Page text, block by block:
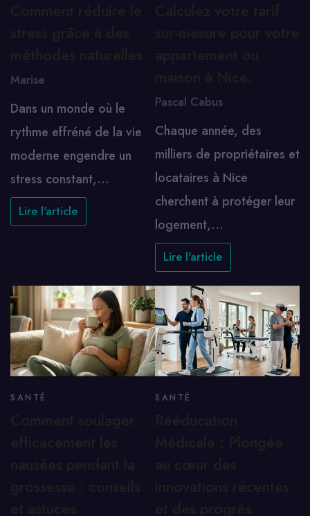
Marise
Dans un monde où le
rythme effréné de la vie
moderne engendre un
stress constant,…
Lire l'article
Pascal Cabus
Chaque année, des
milliers de propriétaires et
locataires à Nice
cherchent à protéger leur
logement,…
Lire l'article
SANTÉ SANTÉ